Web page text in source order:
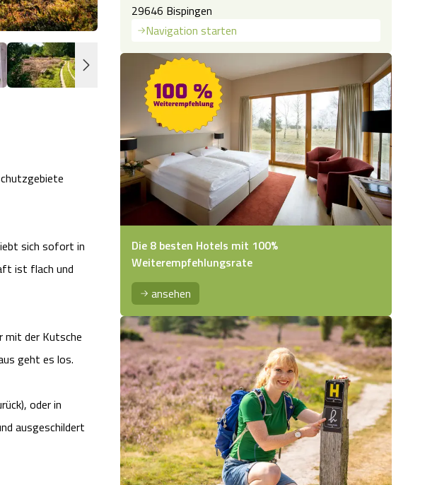
Überblick über den Totengrund
sich sofort in
ist flach und
mit der Kutsche
geht es los.
oder in
ausgeschildert
29646 Bispingen
Navigation starten
Die 8 besten Hotels mit 100%
Weiterempfehlungsrate
ansehen